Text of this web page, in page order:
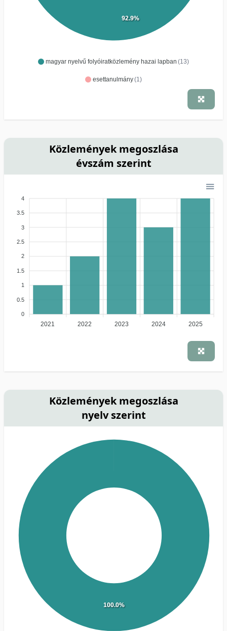
magyar nyelvű folyóiratközlemény hazai lapban (13)
esettanulmány(1)
92.9%
Közlemények megoszlása
évszám szerint
4
3.5
3
2.5
2
1.5
1
0.5
0
2021 2022 2023 2024 2025
Közlemények megoszlása
nyelv szerint
100.0%